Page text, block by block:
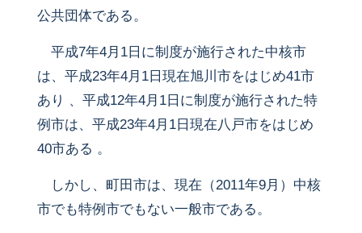
公共団体である。
平成7年4月1日に制度が施行された中核市
は、平成23年4月1日現在旭川市をはじめ41市
あり 、平成12年4月1日に制度が施行された特
例市は、平成23年4月1日現在八戸市をはじめ
40市ある 。
しかし、町田市は、現在（2011年9月）中核
市でも特例市でもない一般市である。